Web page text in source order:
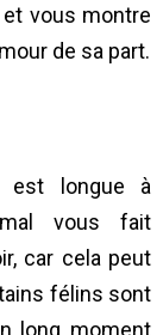
et vous montre
de sa part.
est longue à
vous fait
car cela peut
félins sont
long moment